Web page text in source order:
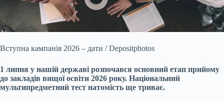
Вступна кампанія 2026 – дати / Depositphotos
1 липня у нашій державі розпочався основний етап прийому
до закладів вищої освіти 2026 року. Національний
мультипредметний тест натомість ще триває.